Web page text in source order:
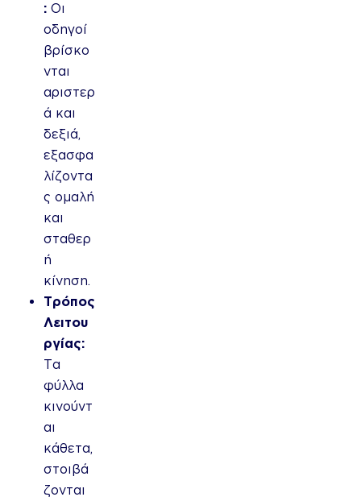
: Οι
οδηγοί
βρίσκο
νται
αριστερ
ά και
δεξιά,
εξασφα
λίζοντα
ς ομαλή
και
σταθερ
ή
κίνηση.
Τρόπος
Λειτου
ργίας:
Τα
φύλλα
κινούντ
αι
κάθετα,
στοιβά
ζονται